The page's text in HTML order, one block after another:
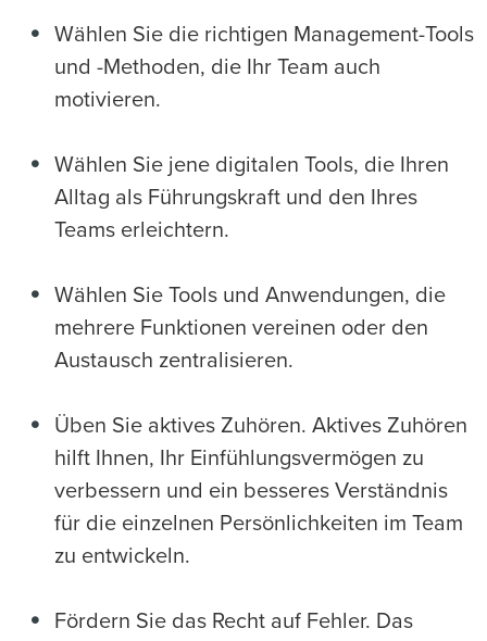
Wählen Sie die richtigen Management-Tools
und -Methoden, die Ihr Team auch
motivieren.
Wählen Sie jene digitalen Tools, die Ihren
Alltag als Führungskraft und den Ihres
Teams erleichtern.
Wählen Sie Tools und Anwendungen, die
mehrere Funktionen vereinen oder den
Austausch zentralisieren.
Üben Sie aktives Zuhören. Aktives Zuhören
hilft Ihnen, Ihr Einfühlungsvermögen zu
verbessern und ein besseres Verständnis
für die einzelnen Persönlichkeiten im Team
zu entwickeln.
Fördern Sie das Recht auf Fehler. Das